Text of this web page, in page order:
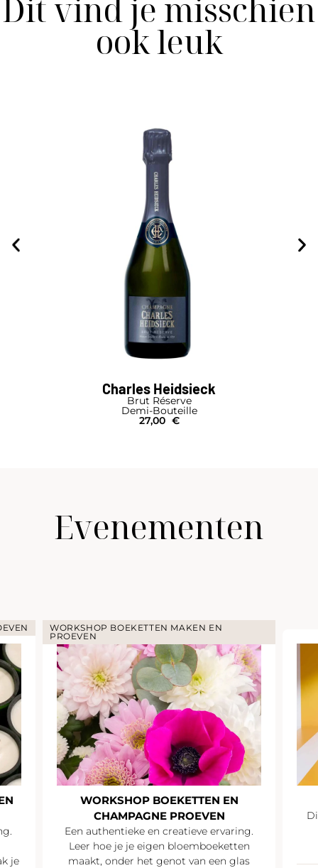
Dit vind je misschien
ook leuk
Charles Heidsieck
Brut Réserve
Demi-Bouteille
27,00 €
Evenementen
je
WORKSHOP BOEKETTEN MAKEN EN
PROEVEN
WORKSHOP BOEKETTEN EN
CHAMPAGNE PROEVEN
Een authentieke en creatieve ervaring.
Leer hoe je je eigen bloemboeketten
maakt, onder het genot van een glas